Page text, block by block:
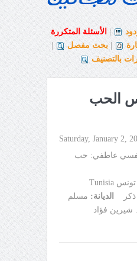
الأسئلة المتكررة
بحث مفصل
بالتصنيف
الحب
Saturday, January 2,
عاطفي: حب
تونس Tunisia
ذكر الديانة: مسلم
أ. شيرين فؤاد